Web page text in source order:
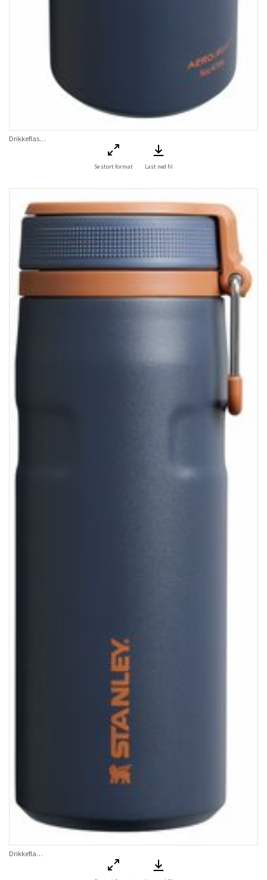
Drikkeflaske IceFlow Twist Flip Bottle Twilight 0,47 L
Se stort format Last ned fil
Drikkeflaske IceFlow Twist Flip Bottle Twilight 0,47 L